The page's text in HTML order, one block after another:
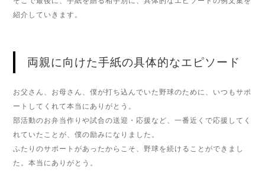
紹介していきます。
両親に向けた手紙の具体的なエピソード
お父さん、お母さん、僕が打ち込んでいた野球のために、いつもサポ
ートしてくれて本当にありがとう。
部活動のお弁当作りや試合の送迎・応援など、一番近くで応援してく
れていたことが、僕の励みになりました。
ふたりのサポートがあったからこそ、野球を続けることができまし
た。本当にありがとう。